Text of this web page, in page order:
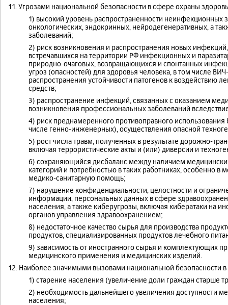
11. Угрозами национальной безопасности в сфере охраны
1) высокий уровень распространенности
онкологических, эндокринных, нейродегенеративных, а
заболеваний;
2) риск возникновения и распространения новых
встречавшихся на территории РФ инфекционных и
природно-очаговых, возвращающихся и спонтанных
угроз (опасностей) для здоровья человека, в том числе
распространения устойчивости патогенов к воздействию
средств;
3) распространение инфекций, связанных с оказанием
возникновения профессиональных заболеваний
4) риск преднамеренного противоправного
числе генно-инженерных), осуществления опасной
5) рост числа травм, полученных в результате дорожно-
включая террористические акты и (или) диверсии и
6) сохраняющийся дисбаланс между наличием
категорий и потребностью в таких работниках, особенно
медико-санитарную помощь;
7) нарушение конфиденциальности, целостности и
информации, персональных данных в сфере
населения, а также киберугрозы, включая кибератаки на
органов управления здравоохранением;
8) недостаточное качество сырья для производства
продуктов, специализированных продуктов лечебного
9) зависимость от иностранного сырья и комплектующих
медицинского применения и медицинских изделий.
12. Наиболее значимыми вызовами национальной безопасности
1) старение населения (увеличение доли граждан старше
2) необходимость дальнейшего увеличения доступности
населения;